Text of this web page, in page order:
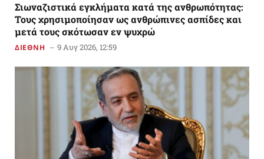
Σιωναζιστικά εγκλήματα κατά της ανθρωπότητας:
Τους χρησιμοποίησαν ως ανθρώπινες ασπίδες και
μετά τους σκότωσαν εν ψυχρώ
ΔΙΕΘΝΗ 9 Αυγ 2026, 12:59